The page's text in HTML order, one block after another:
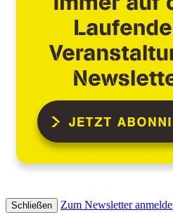
Schließen Zum Newsletter